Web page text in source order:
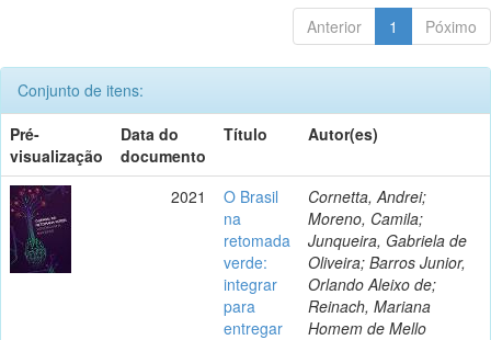
Anterior 1 Póximo
Conjunto de itens:
Pré-
visualização
Data do
documento
Título Autor(es)
2021
O Brasil
na
retomada
verde:
integrar
para
entregar
Cornetta, Andrei;
Moreno, Camila;
Junqueira, Gabriela de
Oliveira; Barros Junior,
Orlando Aleixo de;
Reinach, Mariana
Homem de Mello